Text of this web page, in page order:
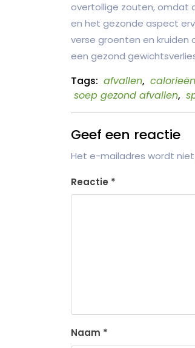
overtollige zouten, omdat
en het gezonde aspect
verse groenten en
een gezond
Tags: afvallen, calorieën
soep gezond afvallen,
Geef een reactie
Het e-mailadres wordt
Reactie *
Naam *